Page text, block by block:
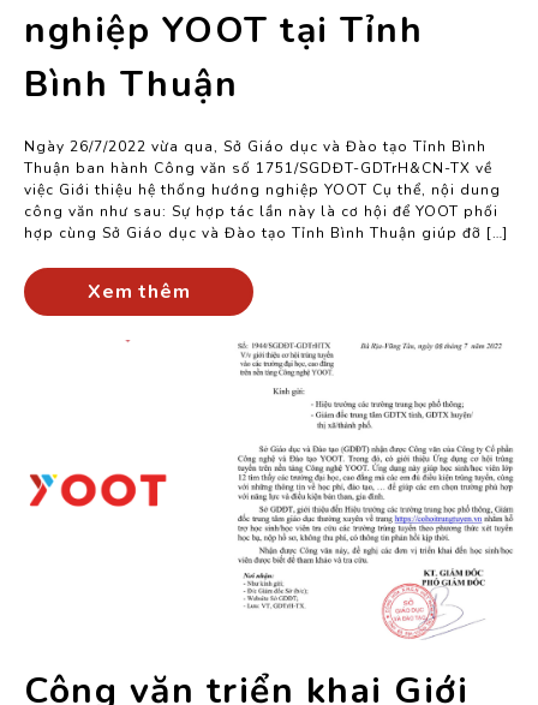
nghiệp YOOT tại Tỉnh
Bình Thuận
Ngày 26/7/2022 vừa qua, Sở Giáo dục và Đào tạo Tỉnh Bình
Thuận ban hành Công văn số 1751/SGDĐT-GDTrH&CN-TX về
việc Giới thiệu hệ thống hướng nghiệp YOOT Cụ thể, nội dung
công văn như sau: Sự hợp tác lần này là cơ hội để YOOT phối
hợp cùng Sở Giáo dục và Đào tạo Tỉnh Bình Thuận giúp đỡ […]
Xem thêm
Công văn triển khai Giới